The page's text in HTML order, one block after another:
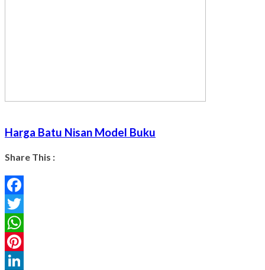
Harga Batu Nisan Model Buku
Share This :
Facebook
Twitter
WhatsApp
Pinterest